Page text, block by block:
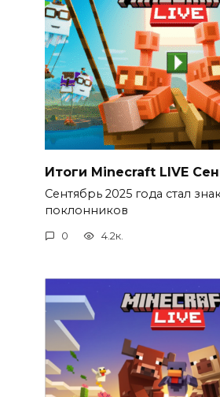
Итоги Minecraft LIVE
Сентябрь 2025 года стал
поклонников
0 4.2к.